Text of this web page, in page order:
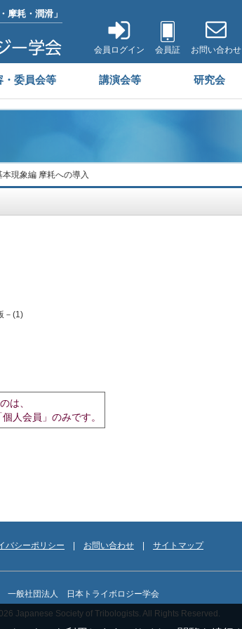
摩耗・潤滑」
会員ログイン 会員証 お問い合わせ
・委員会等 講演会等 研究会
本現象編 摩耗への導入
－(1)
は、
人会員」のみです。
バシーポリシー お問い合わせ サイトマップ
一般社団法人 日本トライボロジー学会
Japanese Society of Tribologists. All Rights Reserved.